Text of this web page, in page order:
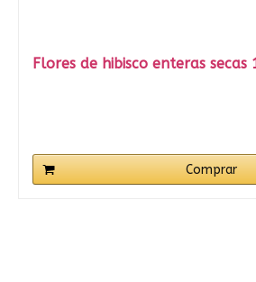
Flores de hibisco enteras
Comprar